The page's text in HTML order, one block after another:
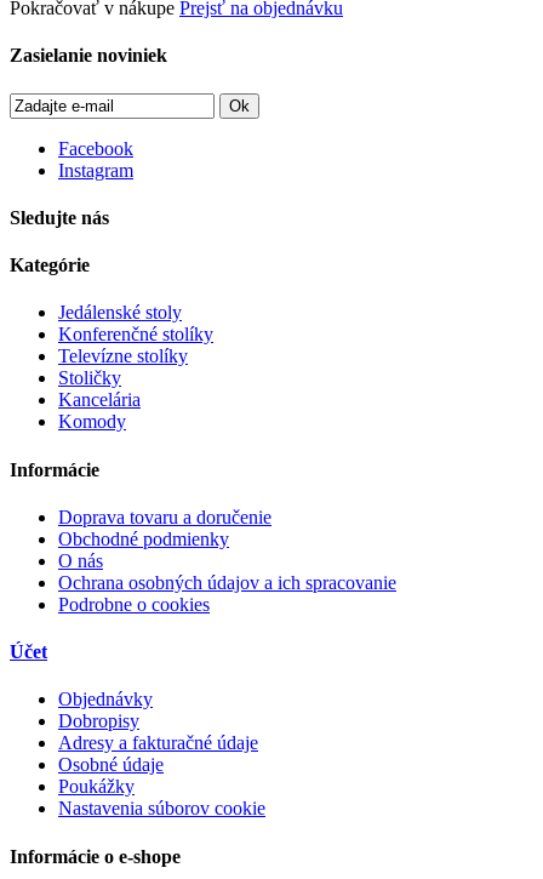
Pokračovať v nákupe Prejsť na objednávku
Zasielanie noviniek
Ok
Facebook
Instagram
Sledujte nás
Kategórie
Jedálenské stoly
Konferenčné stolíky
Televízne stolíky
Stoličky
Kancelária
Komody
Informácie
Doprava tovaru a doručenie
Obchodné podmienky
O nás
Ochrana osobných údajov a ich spracovanie
Podrobne o cookies
Účet
Objednávky
Dobropisy
Adresy a fakturačné údaje
Osobné údaje
Poukážky
Nastavenia súborov cookie
Informácie o e-shope